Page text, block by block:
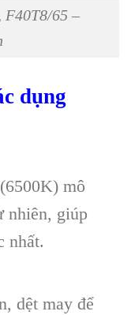
F40T8/65 –
dụng
mô
nhiên, giúp
nhất.
dệt may để